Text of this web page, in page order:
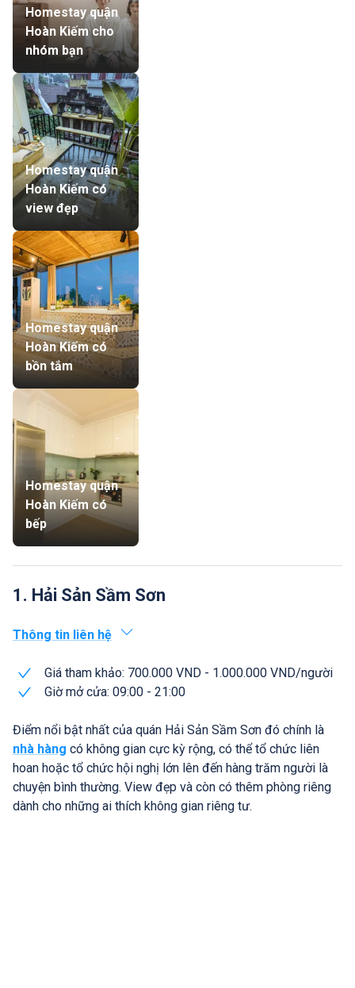
Homestay quận
Hoàn Kiếm cho
nhóm bạn
Homestay quận
Hoàn Kiếm có
view đẹp
Homestay quận
Hoàn Kiếm có
bồn tắm
Homestay quận
Hoàn Kiếm có
bếp
1. Hải Sản Sầm Sơn
Thông tin liên hệ
Giá tham khảo: 700.000 VND - 1.000.000 VND/người
Giờ mở cửa: 09:00 - 21:00
Điểm nổi bật nhất của quán Hải Sản Sầm Sơn đó chính là
nhà hàng có không gian cực kỳ rộng, có thể tổ chức liên
hoan hoặc tổ chức hội nghị lớn lên đến hàng trăm người là
chuyện bình thường. View đẹp và còn có thêm phòng riêng
dành cho những ai thích không gian riêng tư.